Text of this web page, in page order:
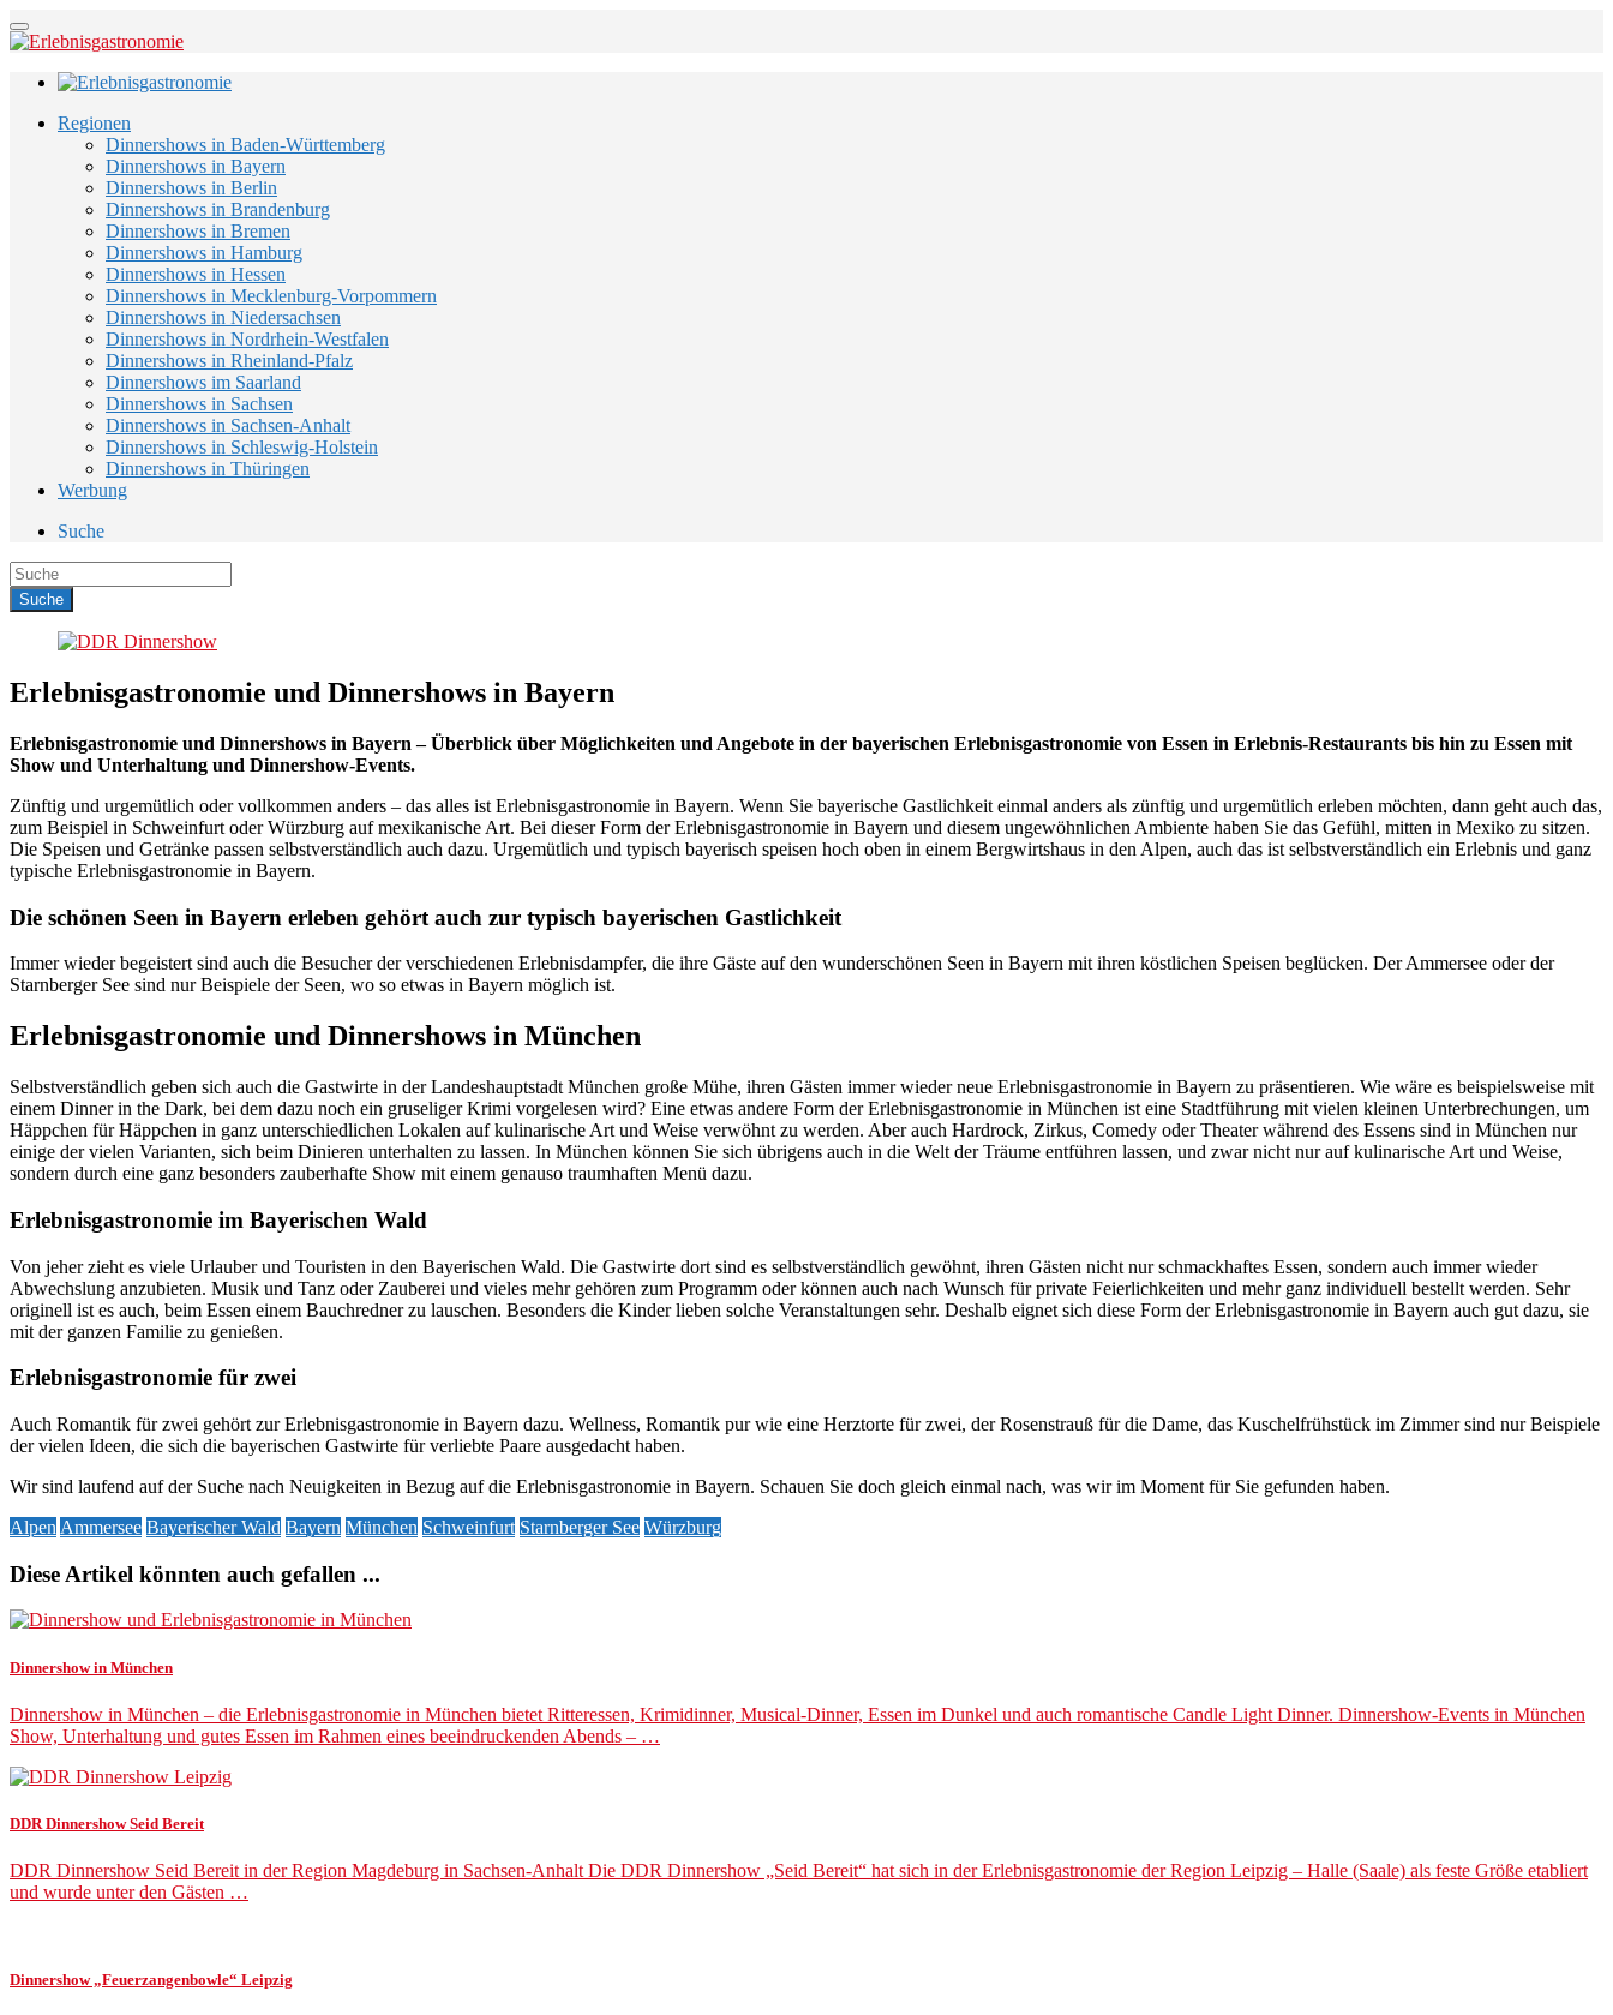
Regionen
Dinnershows in Baden-Württemberg
Dinnershows in Bayern
Dinnershows in Berlin
Dinnershows in Brandenburg
Dinnershows in Bremen
Dinnershows in Hamburg
Dinnershows in Hessen
Dinnershows in Mecklenburg-Vorpommern
Dinnershows in Niedersachsen
Dinnershows in Nordrhein-Westfalen
Dinnershows in Rheinland-Pfalz
Dinnershows im Saarland
Dinnershows in Sachsen
Dinnershows in Sachsen-Anhalt
Dinnershows in Schleswig-Holstein
Dinnershows in Thüringen
Werbung
Suche
Erlebnisgastronomie und Dinnershows in Bayern
Erlebnisgastronomie und Dinnershows in Bayern – Überblick über Möglichkeiten und Angebote in der bayerischen Erlebnisgastronomie von Essen in Erlebnis-Restaurants bis hin zu Essen mit
Show und Unterhaltung und Dinnershow-Events.
Zünftig und urgemütlich oder vollkommen anders – das alles ist Erlebnisgastronomie in Bayern. Wenn Sie bayerische Gastlichkeit einmal anders als zünftig und urgemütlich erleben möchten, dann geht auch das,
zum Beispiel in Schweinfurt oder Würzburg auf mexikanische Art. Bei dieser Form der Erlebnisgastronomie in Bayern und diesem ungewöhnlichen Ambiente haben Sie das Gefühl, mitten in Mexiko zu sitzen.
Die Speisen und Getränke passen selbstverständlich auch dazu. Urgemütlich und typisch bayerisch speisen hoch oben in einem Bergwirtshaus in den Alpen, auch das ist selbstverständlich ein Erlebnis und ganz
typische Erlebnisgastronomie in Bayern.
Die schönen Seen in Bayern erleben gehört auch zur typisch bayerischen Gastlichkeit
Immer wieder begeistert sind auch die Besucher der verschiedenen Erlebnisdampfer, die ihre Gäste auf den wunderschönen Seen in Bayern mit ihren köstlichen Speisen beglücken. Der Ammersee oder der
Starnberger See sind nur Beispiele der Seen, wo so etwas in Bayern möglich ist.
Erlebnisgastronomie und Dinnershows in München
Selbstverständlich geben sich auch die Gastwirte in der Landeshauptstadt München große Mühe, ihren Gästen immer wieder neue Erlebnisgastronomie in Bayern zu präsentieren. Wie wäre es beispielsweise mit
einem Dinner in the Dark, bei dem dazu noch ein gruseliger Krimi vorgelesen wird? Eine etwas andere Form der Erlebnisgastronomie in München ist eine Stadtführung mit vielen kleinen Unterbrechungen, um
Häppchen für Häppchen in ganz unterschiedlichen Lokalen auf kulinarische Art und Weise verwöhnt zu werden. Aber auch Hardrock, Zirkus, Comedy oder Theater während des Essens sind in München nur
einige der vielen Varianten, sich beim Dinieren unterhalten zu lassen. In München können Sie sich übrigens auch in die Welt der Träume entführen lassen, und zwar nicht nur auf kulinarische Art und Weise,
sondern durch eine ganz besonders zauberhafte Show mit einem genauso traumhaften Menü dazu.
Erlebnisgastronomie im Bayerischen Wald
Von jeher zieht es viele Urlauber und Touristen in den Bayerischen Wald. Die Gastwirte dort sind es selbstverständlich gewöhnt, ihren Gästen nicht nur schmackhaftes Essen, sondern auch immer wieder
Abwechslung anzubieten. Musik und Tanz oder Zauberei und vieles mehr gehören zum Programm oder können auch nach Wunsch für private Feierlichkeiten und mehr ganz individuell bestellt werden. Sehr
originell ist es auch, beim Essen einem Bauchredner zu lauschen. Besonders die Kinder lieben solche Veranstaltungen sehr. Deshalb eignet sich diese Form der Erlebnisgastronomie in Bayern auch gut dazu, sie
mit der ganzen Familie zu genießen.
Erlebnisgastronomie für zwei
Auch Romantik für zwei gehört zur Erlebnisgastronomie in Bayern dazu. Wellness, Romantik pur wie eine Herztorte für zwei, der Rosenstrauß für die Dame, das Kuschelfrühstück im Zimmer sind nur Beispiele
der vielen Ideen, die sich die bayerischen Gastwirte für verliebte Paare ausgedacht haben.
Wir sind laufend auf der Suche nach Neuigkeiten in Bezug auf die Erlebnisgastronomie in Bayern. Schauen Sie doch gleich einmal nach, was wir im Moment für Sie gefunden haben.
Alpen Ammersee Bayerischer Wald Bayern München Schweinfurt Starnberger See Würzburg
Diese Artikel könnten auch gefallen ...
Dinnershow in München
Dinnershow in München – die Erlebnisgastronomie in München bietet Ritteressen, Krimidinner, Musical-Dinner, Essen im Dunkel und auch romantische Candle Light Dinner. Dinnershow-Events in München
Show, Unterhaltung und gutes Essen im Rahmen eines beeindruckenden Abends – …
DDR Dinnershow Seid Bereit
DDR Dinnershow Seid Bereit in der Region Magdeburg in Sachsen-Anhalt Die DDR Dinnershow „Seid Bereit“ hat sich in der Erlebnisgastronomie der Region Leipzig – Halle (Saale) als feste Größe etabliert
und wurde unter den Gästen …
Dinnershow „Feuerzangenbowle“ Leipzig